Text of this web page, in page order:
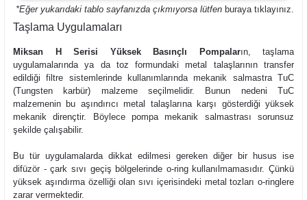
*Eğer yukarıdaki tablo sayfanızda çıkmıyorsa lütfen burayatıklayınız.
Taşlama Uygulamaları
Miksan H Serisi Yüksek Basınçlı Pompaların, taşlama
uygulamalarında ya da toz formundaki metal talaşlarının transfer
edildiği filtre sistemlerinde kullanımlarında mekanik salmastra TuC
(Tungsten karbür) malzeme seçilmelidir. Bunun nedeni TuC
malzemenin bu aşındırıcı metal talaşlarına karşı gösterdiği yüksek
mekanik dirençtir. Böylece pompa mekanik salmastrası sorunsuz
şekilde çalışabilir.
Bu tür uygulamalarda dikkat edilmesi gereken diğer bir husus ise
difüzör - çark sıvı geçiş bölgelerinde o-ring kullanılmamasıdır. Çünkü
yüksek aşındırma özelliği olan sıvı içerisindeki metal tozları o-ringlere
zarar vermektedir.